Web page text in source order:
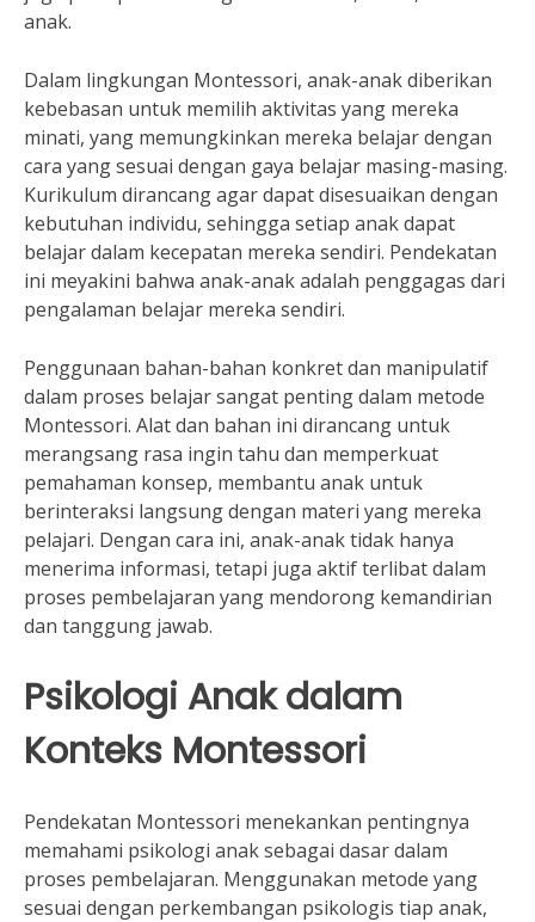
anak.
Dalam lingkungan Montessori, anak-anak diberikan
kebebasan untuk memilih aktivitas yang mereka
minati, yang memungkinkan mereka belajar dengan
cara yang sesuai dengan gaya belajar masing-masing.
Kurikulum dirancang agar dapat disesuaikan dengan
kebutuhan individu, sehingga setiap anak dapat
belajar dalam kecepatan mereka sendiri. Pendekatan
ini meyakini bahwa anak-anak adalah penggagas dari
pengalaman belajar mereka sendiri.
Penggunaan bahan-bahan konkret dan manipulatif
dalam proses belajar sangat penting dalam metode
Montessori. Alat dan bahan ini dirancang untuk
merangsang rasa ingin tahu dan memperkuat
pemahaman konsep, membantu anak untuk
berinteraksi langsung dengan materi yang mereka
pelajari. Dengan cara ini, anak-anak tidak hanya
menerima informasi, tetapi juga aktif terlibat dalam
proses pembelajaran yang mendorong kemandirian
dan tanggung jawab.
Psikologi Anak dalam
Konteks Montessori
Pendekatan Montessori menekankan pentingnya
memahami psikologi anak sebagai dasar dalam
proses pembelajaran. Menggunakan metode yang
sesuai dengan perkembangan psikologis tiap anak,